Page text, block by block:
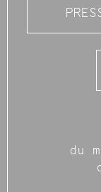
du